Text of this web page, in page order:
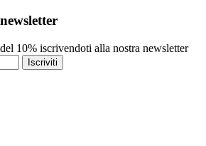
10% iscrivendoti alla nostra newsletter
Iscriviti